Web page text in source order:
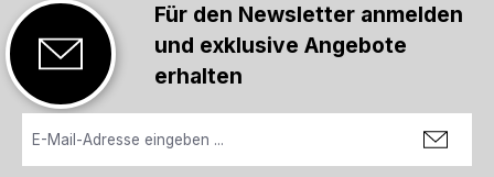
Für den Newsletter anmelden
und exklusive Angebote
erhalten